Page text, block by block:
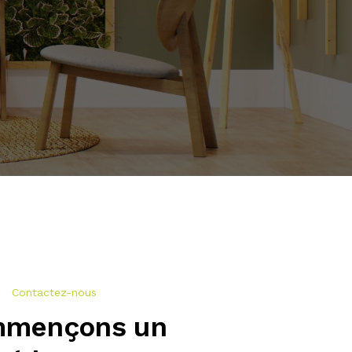
Contactez-nous
un